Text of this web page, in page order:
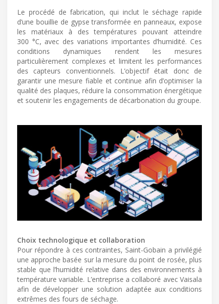
Le procédé de fabrication, qui inclut le séchage rapide
d’une bouillie de gypse transformée en panneaux, expose
les matériaux à des températures pouvant atteindre
300 °C, avec des variations importantes d’humidité. Ces
conditions dynamiques rendent les mesures
particulièrement complexes et limitent les performances
des capteurs conventionnels. L’objectif était donc de
garantir une mesure fiable et continue afin d’optimiser la
qualité des plaques, réduire la consommation énergétique
et soutenir les engagements de décarbonation du groupe.
Choix technologique et collaboration
Pour répondre à ces contraintes, Saint-Gobain a privilégié
une approche basée sur la mesure du point de rosée, plus
stable que l’humidité relative dans des environnements à
température variable. L’entreprise a collaboré avec Vaisala
afin de développer une solution adaptée aux conditions
extrêmes des fours de séchage.